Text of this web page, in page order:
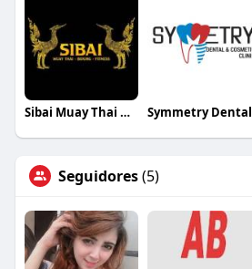
Sibai Muay Thai Gym Symmetry Dental
Seguidores(5)